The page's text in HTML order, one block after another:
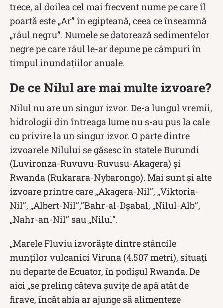
trece, al doilea cel mai frecvent nume pe care îl
poartă este „Ar” în egipteană, ceea ce înseamnă
„râul negru”. Numele se datorează sedimentelor
negre pe care râul le-ar depune pe câmpuri în
timpul inundațiilor anuale.
De ce Nilul are mai multe izvoare?
Nilul nu are un singur izvor. De-a lungul vremii,
hidrologii din întreaga lume nu s-au pus la cale
cu privire la un singur izvor. O parte dintre
izvoarele Nilului se găsesc în statele Burundi
(Luvironza-Ruvuvu-Ruvusu-Akagera) şi
Rwanda (Rukarara-Nybarongo). Mai sunt și alte
izvoare printre care „Akagera-Nil”, „Viktoria-
Nil”, „Albert-Nil”,”Bahr-al-Dșabal, „Nilul-Alb”,
„Nahr-an-Nil” sau „Nilul”.
„Marele Fluviu izvorăște dintre stâncile
munților vulcanici Viruna (4.507 metri), situați
nu departe de Ecuator, în podișul Rwanda. De
aici „se preling câteva șuvițe de apă atât de
firave, încât abia ar ajunge să alimenteze